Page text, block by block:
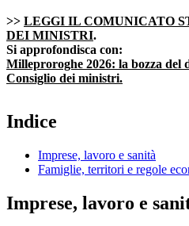
>> LEGGI IL COMUNICATO
DEI MINISTRI.
Si approfondisca con:
Milleproroghe 2026: la bozza del
Consiglio dei ministri.
Indice
Imprese, lavoro e sanità
Famiglie, territori e regole
Imprese, lavoro e